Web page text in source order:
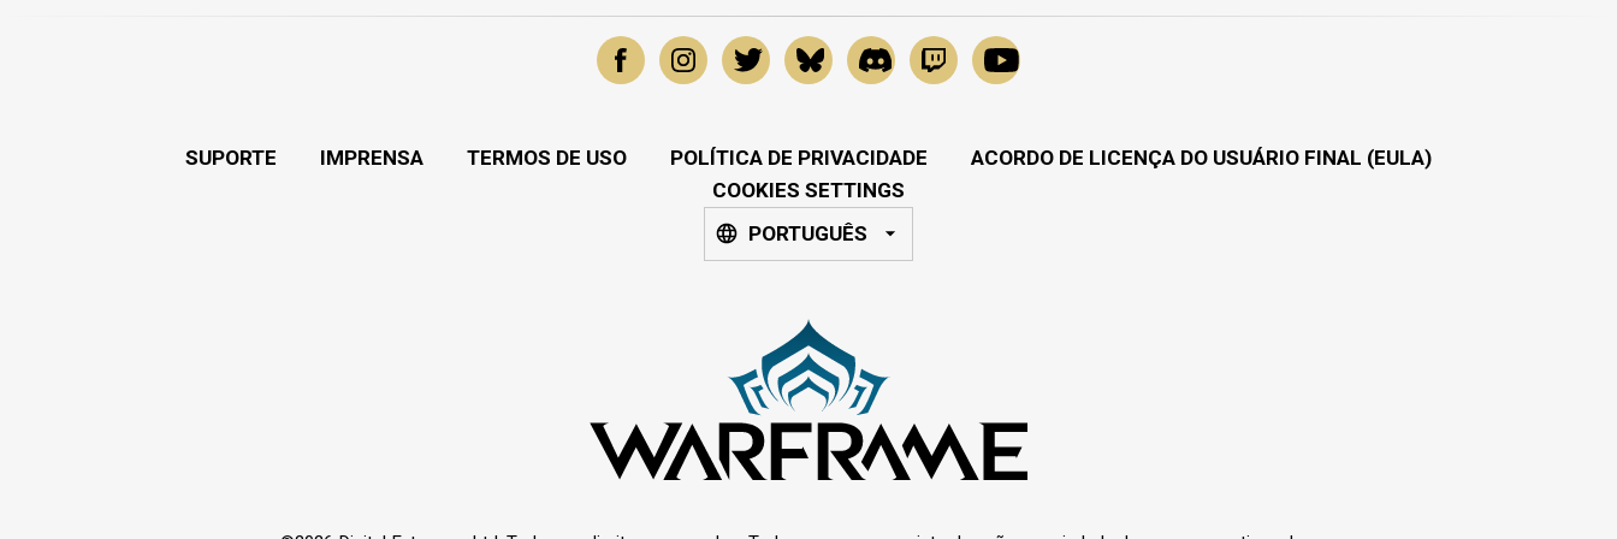
SUPORTE IMPRENSA TERMOS DE USO POLÍTICA DE PRIVACIDADE
ACORDO DE LICENÇA DO USUÁRIO FINAL (EULA)
COOKIES SETTINGS
PORTUGUÊS